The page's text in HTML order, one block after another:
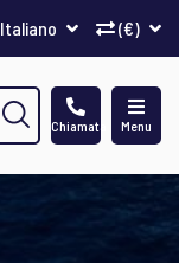
(€)
Italiano
Menu
Chiamata